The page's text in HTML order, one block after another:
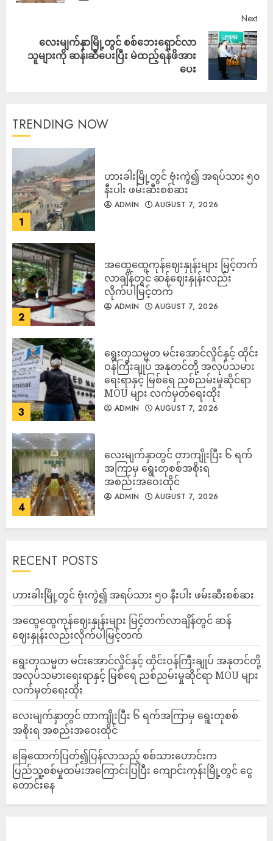
Next
လေးမျက်နှာမြို့တွင် စစ်ဘေးရှောင်လာ
သူများကို ဆန်၊ဆီပေးပြီး မဲထည့်ရန်ဖိအား
ပေး
TRENDING NOW
1
ဟားခါးမြို့တွင် ဗုံးကွဲ၍ အရပ်သား ၅၀
နီးပါး ဖမ်းဆီးစစ်ဆး
ADMIN AUGUST 7, 2026
2
အထွေထွေကုန်ဈေးနှုန်းများ မြင့်တက်
လာချိန်တွင် ဆန်ဈေးနှုန်းလည်း
လိုက်ပါမြင့်တက်
ADMIN AUGUST 7, 2026
3
ရွေးတုသမ္မတ မင်းအောင်လှိုင်နှင့် ထိုင်း
ဝန်ကြီးချုပ် အနုတင်တို့ အလုပ်သမား
ရေးရာနှင့် မြစ်ရေ ညစ်ညမ်းမှုဆိုင်ရာ
MOU များ လက်မှတ်ရေးထိုး
ADMIN AUGUST 7, 2026
4
လေးမျက်နှာတွင် တာကျိုးပြီး ၆ ရက်
အကြာမှ ရွေးတုစစ်အစိုးရ
အစည်းအဝေးထိုင်
ADMIN AUGUST 7, 2026
RECENT POSTS
ဟားခါးမြို့တွင် ဗုံးကွဲ၍ အရပ်သား ၅၀ နီးပါး ဖမ်းဆီးစစ်ဆး
အထွေထွေကုန်ဈေးနှုန်းများ မြင့်တက်လာချိန်တွင် ဆန်
ဈေးနှုန်းလည်းလိုက်ပါမြင့်တက်
ရွေးတုသမ္မတ မင်းအောင်လှိုင်နှင့် ထိုင်းဝန်ကြီးချုပ် အနုတင်တို့
အလုပ်သမားရေးရာနှင့် မြစ်ရေ ညစ်ညမ်းမှုဆိုင်ရာ MOU များ
လက်မှတ်ရေးထိုး
လေးမျက်နှာတွင် တာကျိုးပြီး ၆ ရက်အကြာမှ ရွေးတုစစ်
အစိုးရ အစည်းအဝေးထိုင်
ခြေထောက်ပြတ်၍ပြန်လာသည့် စစ်သားဟောင်းက
ပြည်သူ့စစ်မှုထမ်းအကြောင်းပြပြီး ကျောင်းကုန်းမြို့တွင် ငွေ
တောင်းနေ